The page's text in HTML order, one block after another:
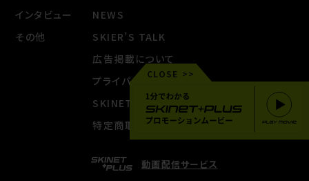
インタビュー
その他
NEWS
SKIER’S TALK
広告掲載について
プライバシーポリシー
SKINET +PLUS 利用規約
特定商取引法に基づく表示
動画配信サービス
CLOSE